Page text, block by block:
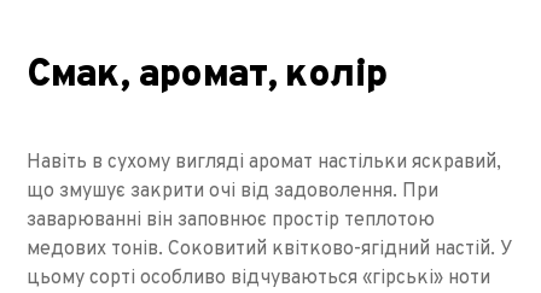
Смак, аромат, колір
Навіть в сухому вигляді аромат настільки яскравий,
що змушує закрити очі від задоволення. При
заварюванні він заповнює простір теплотою
медових тонів. Соковитий квітково-ягідний настій. У
цьому сорті особливо відчуваються «гірські» ноти